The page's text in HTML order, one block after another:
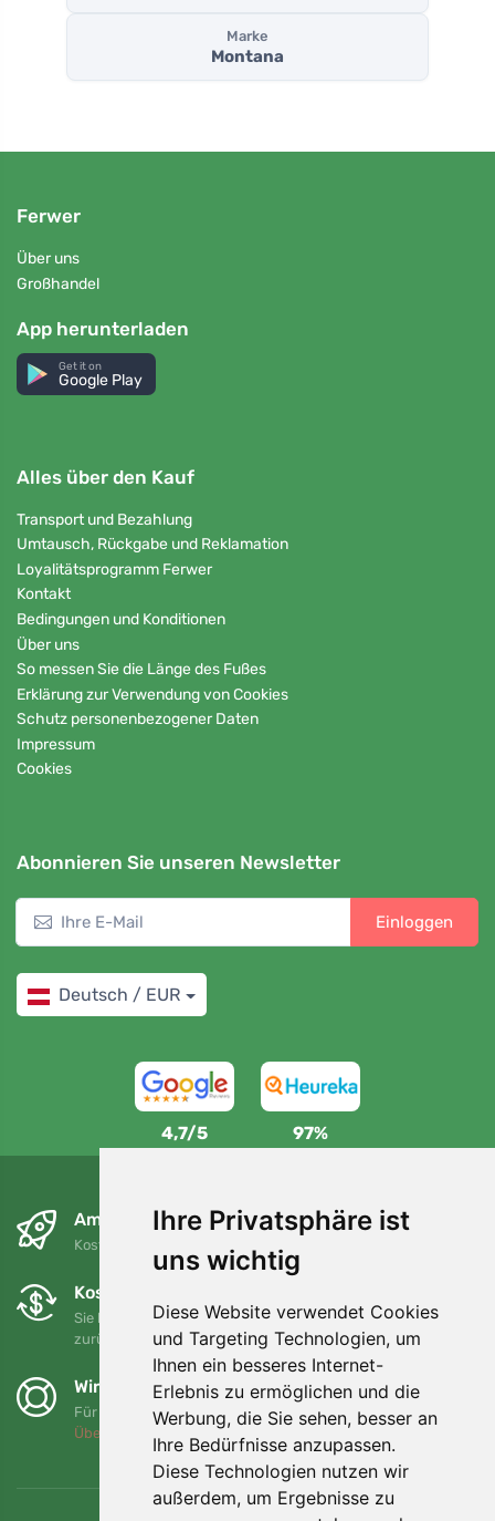
Ihre Privatsphäre ist
uns wichtig
Diese Website verwendet Cookies
und Targeting Technologien, um
Ihnen ein besseres Internet-
Erlebnis zu ermöglichen und die
Werbung, die Sie sehen, besser an
Ihre Bedürfnisse anzupassen.
Diese Technologien nutzen wir
außerdem, um Ergebnisse zu
Marke
Montana
Ferwer
Über uns
Großhandel
App herunterladen
Get it on
Google Play
Alles über den Kauf
Transport und Bezahlung
Umtausch, Rückgabe und Reklamation
Loyalitätsprogramm Ferwer
Kontakt
Bedingungen und Konditionen
Über uns
So messen Sie die Länge des Fußes
Erklärung zur Verwendung von Cookies
Schutz personenbezogener Daten
Impressum
Cookies
Abonnieren Sie unseren Newsletter
Einloggen
Deutsch / EUR
4,7/5 97%
Am nächsten Tag und kostenlos
Kostenloser Versand für Bestellungen über 80 EUR
Kostenloser Umtausch und Rückgabe
Sie können Ihre Bestellung jederzeit innerhalb von 90 Tagen
zurückgeben oder umtauschen.
Wir unterstützen Trees.org
Für jede Bestellung pflanzen wir einen Baum! Mehr lesen
Über uns